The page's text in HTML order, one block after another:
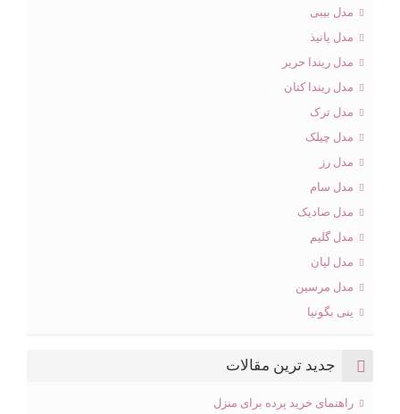
مدل بیبی
مدل پانیذ
مدل ریندا حریر
مدل ریندا کتان
مدل ترک
مدل چیلک
مدل رز
مدل سام
مدل صادیک
مدل گلیم
مدل لیان
مدل مرسین
ینی بگونیا
جدید ترین مقالات
راهنمای خرید پرده برای منزل